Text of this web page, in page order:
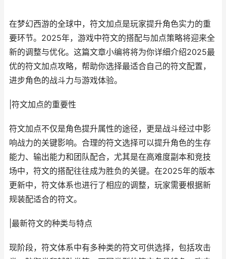
在梦幻西游的全球中，符文加点是玩家提升角色实力的重
要环节。2025年，游戏中符文的搭配与加点策略将迎来全
新的调整与优化。这篇文章小编将将为你详细介绍2025最
优的符文加点攻略，帮助你选择最适合自己的符文配置，
进步角色的战斗力与游戏体验。
|符文加点的重要性
符文加点不仅是角色提升属性的途径，更是战斗经过中影
响战力的关键影响。合理的符文选择可以提升角色的生存
能力、输出能力和团队配合，尤其是在高难度副本和竞技
场中，符文的搭配往往成为胜负的关键。在2025年的版本
更新中，符文体系也进行了相应的调整，玩家需要根据新
规装配适合的符文。
|最新符文的种类与特点
现阶段，符文体系中有多种类的符文可供选择，包括攻击